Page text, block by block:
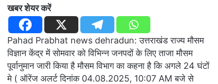
खबर शेयर करें
Pahad Prabhat news dehradun: उत्तराखंड राज्य मौसम
विज्ञान केंद्र में सोमवार को विभिन्न जनपदों के लिए ताजा मौसम
पूर्वानुमान जारी किया है मौसम विभाग का कहना है कि अगले 24 घंटों
मे ( ऑरेंज अलर्ट दिनांक 04.08.2025, 10:07 AM बजे से